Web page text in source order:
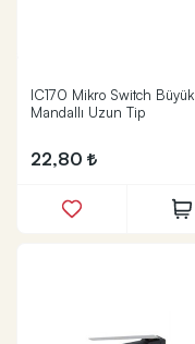
IC170 Mikro Switch Büyük
Mandallı Uzun Tip
22,80